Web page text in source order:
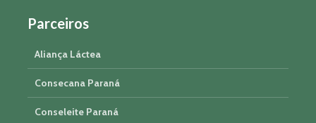
Parceiros
Aliança Láctea
Consecana Paraná
Conseleite Paraná